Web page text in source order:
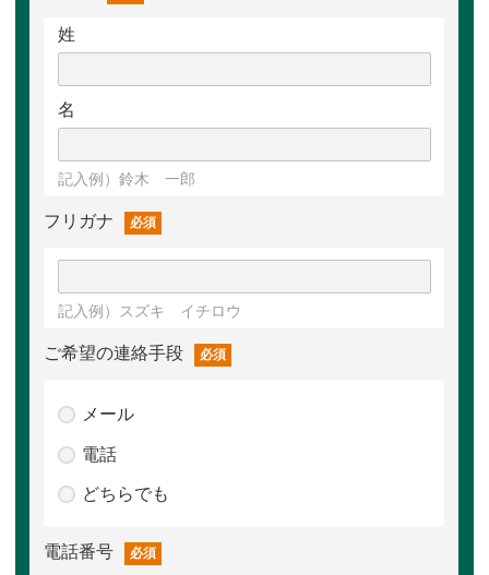
姓
名
記入例）鈴木 一郎
フリガナ 必須
記入例）スズキ イチロウ
ご希望の連絡手段 必須
メール
電話
どちらでも
電話番号 必須